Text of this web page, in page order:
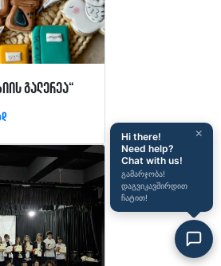
გალერეა“
×
Hi there!
Need help?
Chat with us!
გამარჯობა!
დაგვიკავშირდით
ჩატით!